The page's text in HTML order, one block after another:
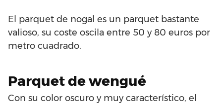
El parquet de nogal es un parquet bastante
valioso, su coste oscila entre 50 y 80 euros por
metro cuadrado.
Parquet de wengué
Con su color oscuro y muy característico, el